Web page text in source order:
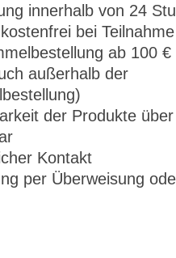
innerhalb von 24
bei
ab 100 €
außerhalb der
der Produkte
Kontakt
per Überweisung